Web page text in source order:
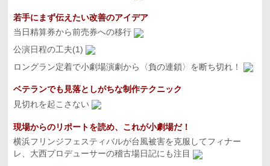
若手にまず伝えたい改善のアイデア
当日精算券から前売券への移行
公演日程の工夫(1)
ロングラン定着で小劇場演劇から〈負の連鎖〉を断ち切れ！
ベテランでも見落としがちな制作テクニック
見切れを起こさない
現場からのリポートを読め、これが小劇場だ！
横浜フリンジフェスティバルが台風被害を克服してフィナー
レ、大西プロデューサーの稽古場日記にも注目